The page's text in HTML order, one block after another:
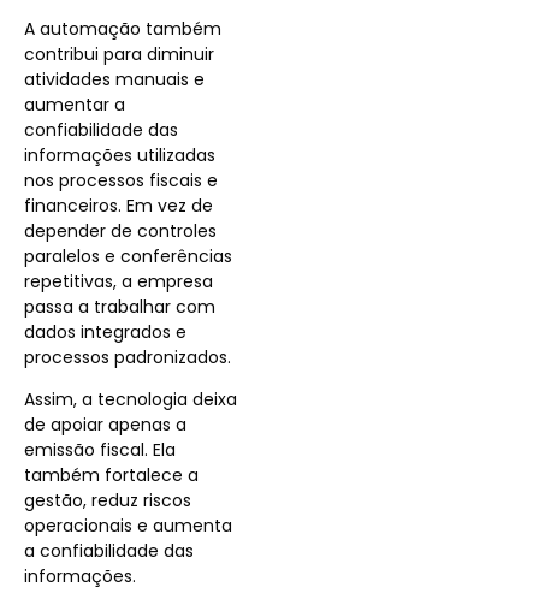
A automação também
contribui para diminuir
atividades manuais e
aumentar a
confiabilidade das
informações utilizadas
nos processos fiscais e
financeiros. Em vez de
depender de controles
paralelos e conferências
repetitivas, a empresa
passa a trabalhar com
dados integrados e
processos padronizados.
Assim, a tecnologia deixa
de apoiar apenas a
emissão fiscal. Ela
também fortalece a
gestão, reduz riscos
operacionais e aumenta
a confiabilidade das
informações.